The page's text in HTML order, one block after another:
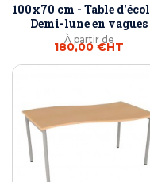
100x70 cm - Table
Demi-lune en vagues
À partir de
180,00 €HT